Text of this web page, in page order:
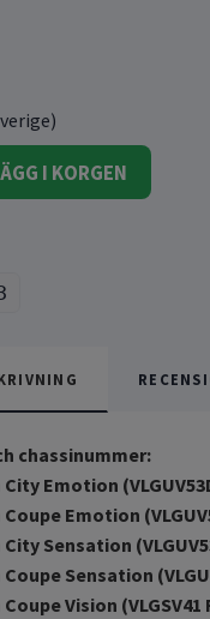
I KORGEN
chassinummer:
Emotion
Emotion
Sensation
Sensation
Vision (VLGSV41